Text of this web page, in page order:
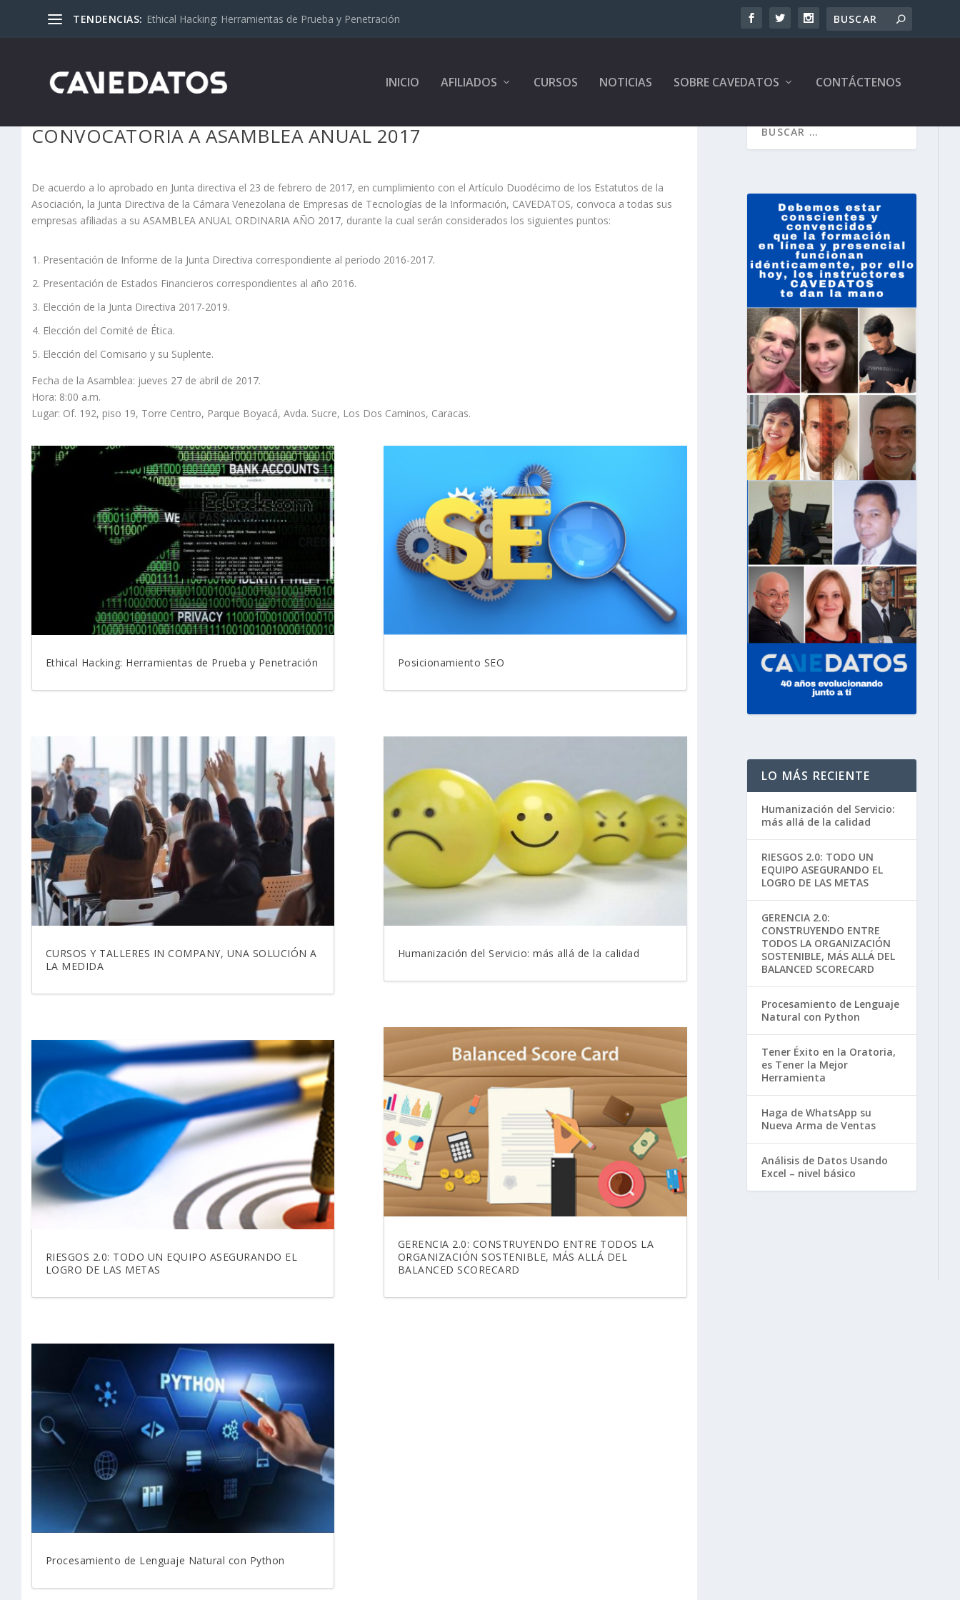
TENDENCIAS: Ethical Hacking: Herramientas de Prueba y Penetración
INICIO AFILIADOS CURSOS NOTICIAS SOBRE CAVEDATOS CONTÁCTENOS
CONVOCATORIA A ASAMBLEA ANUAL 2017
De acuerdo a lo aprobado en Junta directiva el 23 de febrero de 2017, en cumplimiento con el Artículo Duodécimo de los Estatutos de la
Asociación, la Junta Directiva de la Cámara Venezolana de Empresas de Tecnologías de la Información, CAVEDATOS, convoca a todas sus
empresas afiliadas a su ASAMBLEA ANUAL ORDINARIA AÑO 2017, durante la cual serán considerados los siguientes puntos:
Presentación de Informe de la Junta Directiva correspondiente al período 2016-2017.
Presentación de Estados Financieros correspondientes al año 2016.
Elección de la Junta Directiva 2017-2019.
Elección del Comité de Ética.
Elección del Comisario y su Suplente.
Fecha de la Asamblea: jueves 27 de abril de 2017.
Hora: 8:00 a.m.
Lugar: Of. 192, piso 19, Torre Centro, Parque Boyacá, Avda. Sucre, Los Dos Caminos, Caracas.
Ethical Hacking: Herramientas de Prueba y Penetración
CURSOS Y TALLERES IN COMPANY, UNA SOLUCIÓN A
LA MEDIDA
RIESGOS 2.0: TODO UN EQUIPO ASEGURANDO EL
LOGRO DE LAS METAS
Procesamiento de Lenguaje Natural con Python
Posicionamiento SEO
Humanización del Servicio: más allá de la calidad
GERENCIA 2.0: CONSTRUYENDO ENTRE TODOS LA
ORGANIZACIÓN SOSTENIBLE, MÁS ALLÁ DEL
BALANCED SCORECARD
LO MÁS RECIENTE
Humanización del Servicio:
más allá de la calidad
RIESGOS 2.0: TODO UN
EQUIPO ASEGURANDO EL
LOGRO DE LAS METAS
GERENCIA 2.0:
CONSTRUYENDO ENTRE
TODOS LA ORGANIZACIÓN
SOSTENIBLE, MÁS ALLÁ DEL
BALANCED SCORECARD
Procesamiento de Lenguaje
Natural con Python
Tener Éxito en la Oratoria,
es Tener la Mejor
Herramienta
Haga de WhatsApp su
Nueva Arma de Ventas
Análisis de Datos Usando
Excel – nivel básico